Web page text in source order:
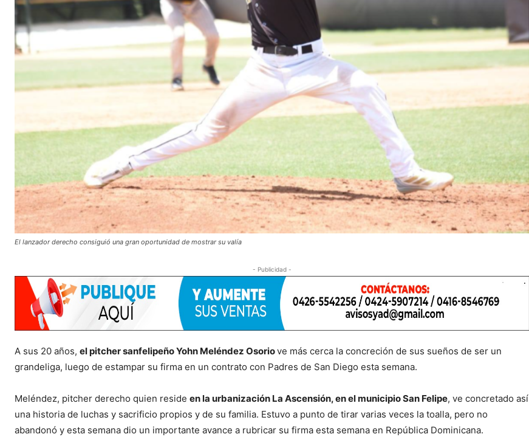
El lanzador derecho consiguió una gran oportunidad de mostrar su valía
- Publicidad -
A sus 20 años, el pitcher sanfelipeño Yohn Meléndez Osoriove más cerca la concreción de sus sueños de ser un
grandeliga, luego de estampar su firma en un contrato con Padres de San Diego esta semana.
Meléndez, pitcher derecho quien reside en la urbanización La Ascensión, en el municipio San Felipe, ve concretado así
una historia de luchas y sacrificio propios y de su familia. Estuvo a punto de tirar varias veces la toalla, pero no
abandonó y esta semana dio un importante avance a rubricar su firma esta semana en República Dominicana.